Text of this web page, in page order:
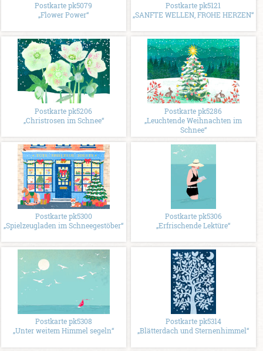
Postkarte pk5079
„Flower Power“
Postkarte pk5121
„SANFTE WELLEN, FROHE HERZEN“
Postkarte pk5206
„Christrosen im Schnee“
Postkarte pk5286
„Leuchtende Weihnachten im
Schnee“
Postkarte pk5300
„Spielzeugladen im Schneegestöber“
Postkarte pk5306
„Erfrischende Lektüre“
Postkarte pk5308
„Unter weitem Himmel segeln“
Postkarte pk5314
„Blätterdach und Sternenhimmel“